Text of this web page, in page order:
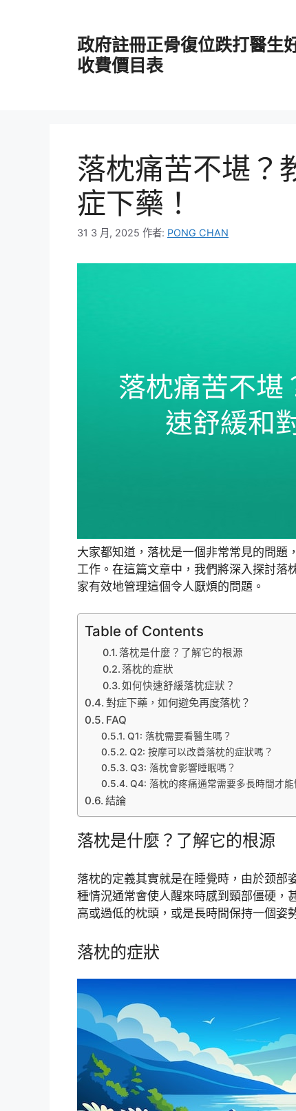
政府註冊正骨復位跌打醫生
收費價目表
落枕痛苦不堪？
症下藥！
31 3 月, 2025 作者: PONG CHAN
大家都知道，落枕是一個非常常見的問題
工作。在這篇文章中，我們將深入探討落
家有效地管理這個令人厭煩的問題。
Table of Contents
落枕是什麼？了解它的根源
落枕的症狀
如何快速舒緩落枕症狀？
對症下藥，如何避免再度落枕？
FAQ
Q1: 落枕需要看醫生嗎？
Q2: 按摩可以改善落枕的症狀嗎？
Q3: 落枕會影響睡眠嗎？
Q4: 落枕的疼痛通常需要多長時間才能
結論
落枕是什麼？了解它的根源
落枕的定義其實就是在睡覺時，由於颈部
種情況通常會使人醒來時感到頸部僵硬，
高或過低的枕頭，或是長時間保持一個姿
落枕的症狀